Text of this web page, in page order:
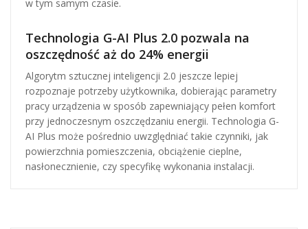
w tym samym czasie.
Technologia G-AI Plus 2.0 pozwala na
oszczędność aż do 24% energii
Algorytm sztucznej inteligencji 2.0 jeszcze lepiej
rozpoznaje potrzeby użytkownika, dobierając parametry
pracy urządzenia w sposób zapewniający pełen komfort
przy jednoczesnym oszczędzaniu energii. Technologia G-
AI Plus może pośrednio uwzględniać takie czynniki, jak
powierzchnia pomieszczenia, obciążenie cieplne,
nasłonecznienie, czy specyfikę wykonania instalacji.